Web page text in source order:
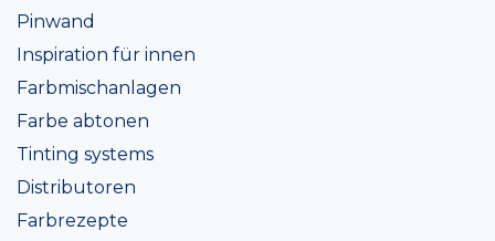
Pinwand
Inspiration für innen
Farbmischanlagen
Farbe abtonen
Tinting systems
Distributoren
Farbrezepte